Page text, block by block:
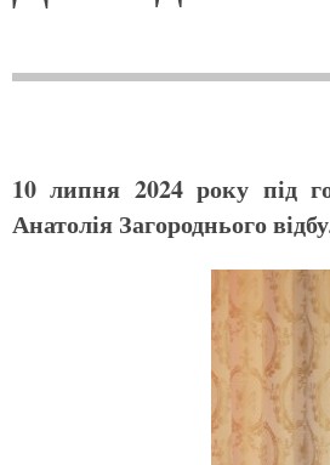
10 липня 2024 року під
Анатолія Загороднього